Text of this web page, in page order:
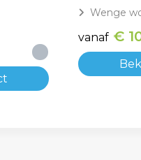
Wenge
vanaf €